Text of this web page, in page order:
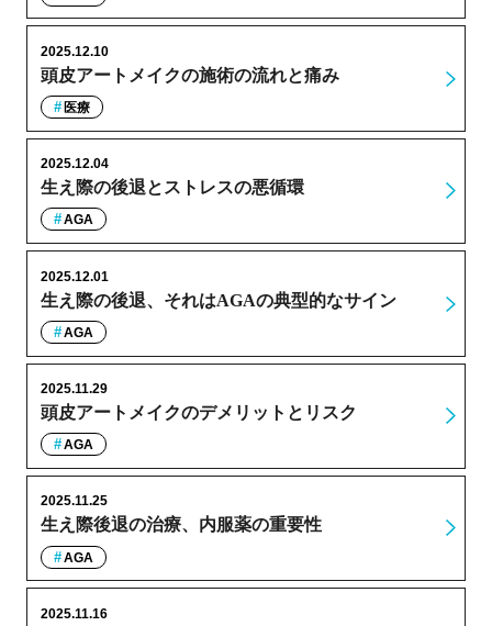
頭皮アートメイクの施術の流れと痛み
2025.12.10
医療
生え際の後退とストレスの悪循環
2025.12.04
AGA
生え際の後退、それはAGAの典型的なサイン
2025.12.01
AGA
頭皮アートメイクのデメリットとリスク
2025.11.29
AGA
生え際後退の治療、内服薬の重要性
2025.11.25
AGA
2025.11.16